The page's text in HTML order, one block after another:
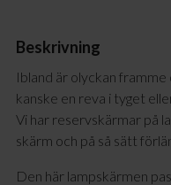
Beskrivning
Ibland är olyckan framme
kanske en reva i tyget
Vi har reservskärmar på
skärm och på så sätt
Den här lampskärmen